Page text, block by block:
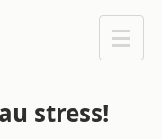
stress!